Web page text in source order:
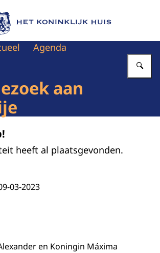
de homepage van Het Koninklijk Huis
Agenda
aan
heeft al plaatsgevonden.
03-2023
en Koningin Máxima